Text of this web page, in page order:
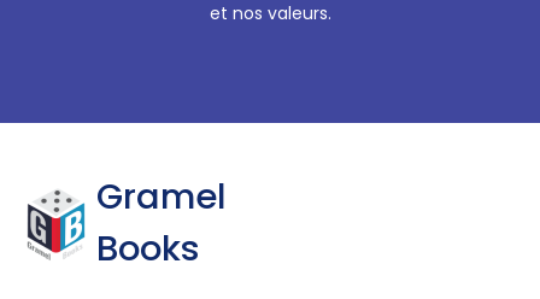
et nos valeurs.
Gramel
Books